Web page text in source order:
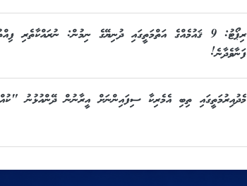
ރިޕޯޓު: 9 ޤައުމެއްގެ އަތްމަތީގައި ދުނިޔޭގެ ނިމުން:
ފަނާވެދާނެ!
މެދުއިރުމަތީގައި ތިބި އެމެރިކާ ސިފައިންނަށް އީރާނުން ދޭންއުޅުނު